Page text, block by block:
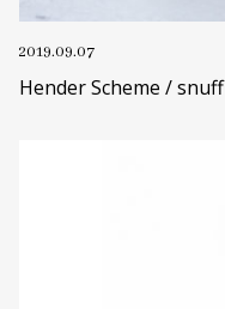
2019.09.07
Hender Scheme / snuff